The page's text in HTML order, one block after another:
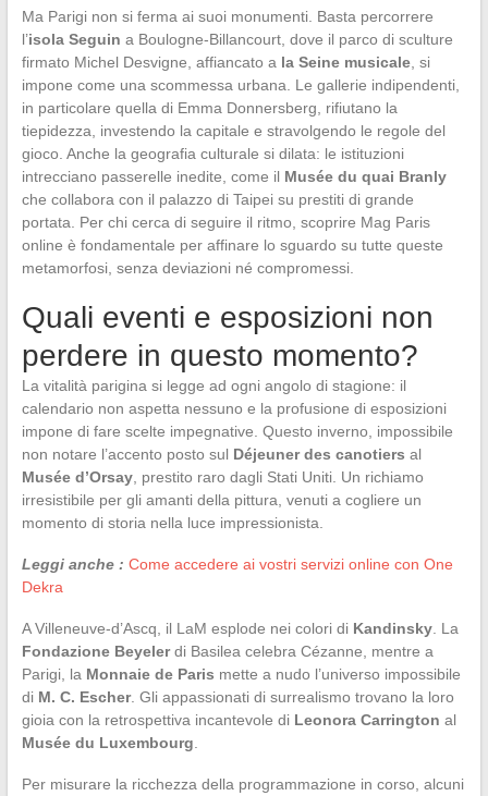
Ma Parigi non si ferma ai suoi monumenti. Basta percorrere
l’isola Seguin a Boulogne-Billancourt, dove il parco di sculture
firmato Michel Desvigne, affiancato a la Seine musicale, si
impone come una scommessa urbana. Le gallerie indipendenti,
in particolare quella di Emma Donnersberg, rifiutano la
tiepidezza, investendo la capitale e stravolgendo le regole del
gioco. Anche la geografia culturale si dilata: le istituzioni
intrecciano passerelle inedite, come il Musée du quai Branly
che collabora con il palazzo di Taipei su prestiti di grande
portata. Per chi cerca di seguire il ritmo, scoprire Mag Paris
online è fondamentale per affinare lo sguardo su tutte queste
metamorfosi, senza deviazioni né compromessi.
Quali eventi e esposizioni non
perdere in questo momento?
La vitalità parigina si legge ad ogni angolo di stagione: il
calendario non aspetta nessuno e la profusione di esposizioni
impone di fare scelte impegnative. Questo inverno, impossibile
non notare l’accento posto sul Déjeuner des canotiers al
Musée d’Orsay, prestito raro dagli Stati Uniti. Un richiamo
irresistibile per gli amanti della pittura, venuti a cogliere un
momento di storia nella luce impressionista.
Leggi anche : Come accedere ai vostri servizi online con One
Dekra
A Villeneuve-d’Ascq, il LaM esplode nei colori di Kandinsky. La
Fondazione Beyelerdi Basilea celebra Cézanne, mentre a
Parigi, la Monnaie de Paris mette a nudo l’universo impossibile
di M. C. Escher. Gli appassionati di surrealismo trovano la loro
gioia con la retrospettiva incantevole di Leonora Carrington al
Musée du Luxembourg
Per misurare la ricchezza della programmazione in corso, alcuni